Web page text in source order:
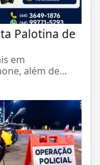
Palotina de
em
além de...